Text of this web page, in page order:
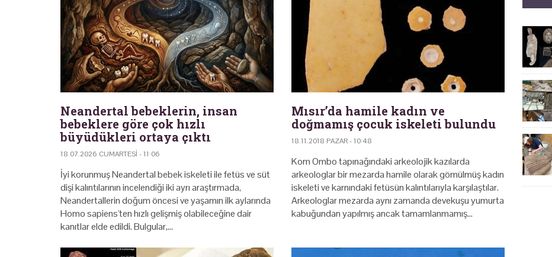
Neandertal bebeklerin, insan
bebeklere göre çok hızlı
büyüdükleri ortaya çıktı
18.07.2026 CUMARTESI - 11:06
İyi korunmuş Neandertal bebek iskeleti ile fetüs ve süt
dişi kalıntılarının incelendiği iki ayrı araştırmada,
Neandertallerin doğum öncesi ve yaşamın ilk aylarında
Homo sapiens'ten hızlı gelişmiş olabileceğine dair
kanıtlar elde edildi. Bulgular,…
Mısır’da hamile kadın ve
doğmamış çocuk iskeleti bulundu
18.11.2018 PAZAR - 10:48
Kom Ombo tapınağındaki arkeolojik kazılarda
arkeologlar bir mezarda hamile olarak gömülmüş kadın
iskeleti ve karnındaki fetüsün kalıntılarıyla karşılaştılar.
Arkeologlar mezarda aynı zamanda devekuşu yumurta
kabuğundan yapılmış ancak tamamlanmamış…